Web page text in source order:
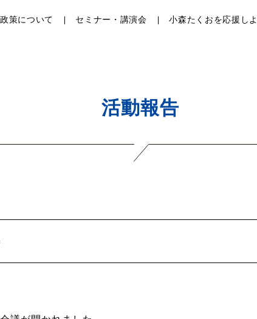
政策について セミナー・講演会 小森たくおを応援し
活動報告